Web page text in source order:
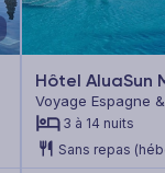
Hôtel AluaSun
Voyage Espagne
Minorque
3 à 14 nuits
Sans repas